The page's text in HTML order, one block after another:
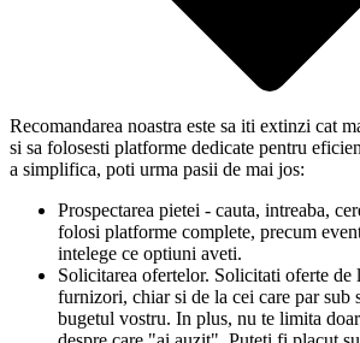
Recomandarea noastra este sa iti extinzi cat
si sa folosesti platforme dedicate pentru
a simplifica, poti urma pasii de mai jos:
Prospectarea pietei - cauta, intreaba,
folosi platforme complete, precum
intelege ce optiuni aveti.
Solicitarea ofertelor. Solicitati oferte de
furnizori, chiar si de la cei care par sub
bugetul vostru. In plus, nu te limita